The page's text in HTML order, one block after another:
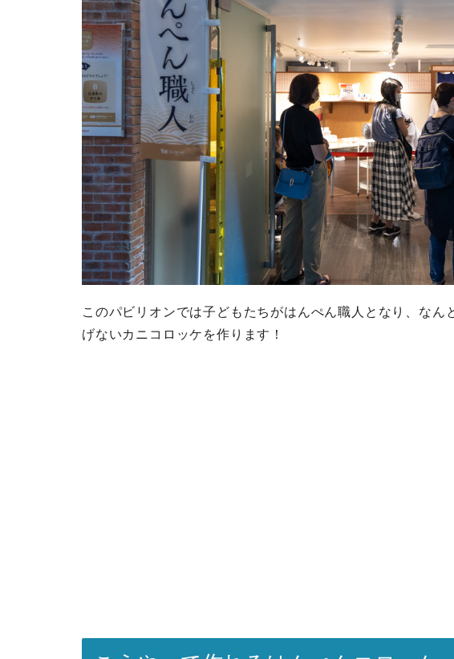
このパビリオンでは子どもたちがはんぺん職人となり、なん
げないカニコロッケを作ります！